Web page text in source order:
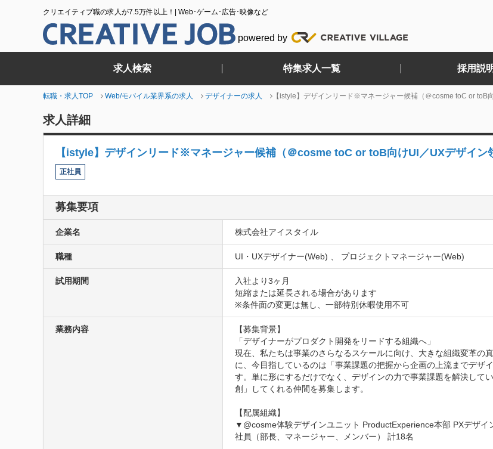
クリエイティブ職の求人が7.5万件以上！| Web･ゲーム･広告･映像など
powered by
求人検索 特集求人一覧 採用説
転職・求人TOP Web/モバイル業界系の求人 デザイナーの求人 【istyle】デザインリード※マネージャー候補（＠cosme toC or toB
求人詳細
【istyle】デザインリード※マネージャー候補（＠cosme toC or toB向けUI／UXデザイン
正社員
募集要項
企業名 株式会社アイスタイル
職種 UI・UXデザイナー(Web) 、 プロジェクトマネージャー(Web)
試用期間
入社より3ヶ月
短縮または延長される場合があります
※条件面の変更は無し、一部特別休暇使用不可
業務内容
【募集背景】
「デザイナーがプロダクト開発をリードする組織へ」
現在、私たちは事業のさらなるスケールに向け、大きな組織変革の
に、今目指しているのは「事業課題の把握から企画の上流までデ
す。単に形にするだけでなく、デザインの力で事業課題を解決し
創」してくれる仲間を募集します。
【配属組織】
▼@cosme体験デザインユニット ProductExperience本部 PXデザイ
社員（部長、マネージャー、メンバー） 計18名